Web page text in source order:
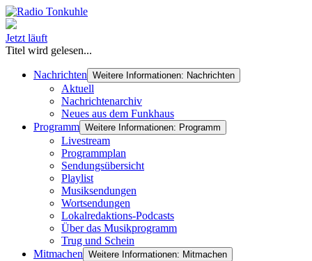
Jetzt läuft
Titel wird gelesen...
Nachrichten Weitere Informationen: Nachrichten
Aktuell
Nachrichtenarchiv
Neues aus dem Funkhaus
Programm Weitere Informationen: Programm
Livestream
Programmplan
Sendungsübersicht
Playlist
Musiksendungen
Wortsendungen
Lokalredaktions-Podcasts
Über das Musikprogramm
Trug und Schein
Mitmachen Weitere Informationen: Mitmachen